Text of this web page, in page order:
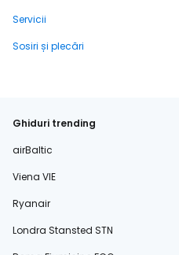
Servicii
Sosiri și plecări
Ghiduri trending
airBaltic
Viena VIE
Ryanair
Londra Stansted STN